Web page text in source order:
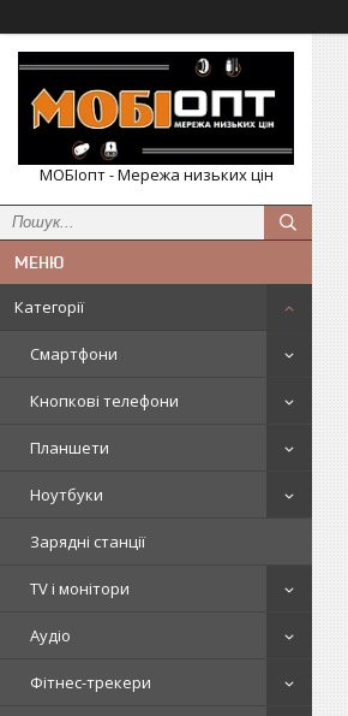
МОБІопт - Мережа низьких цін
Категорії
Смартфони
Кнопкові телефони
Планшети
Ноутбуки
Зарядні станції
TV і монітори
Аудіо
Фітнес-трекери